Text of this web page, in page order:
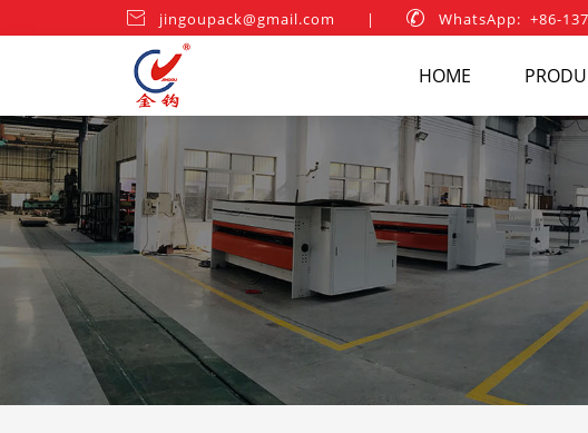
 jingoupack@gmail.com |  WhatsApp: +86-
HOME